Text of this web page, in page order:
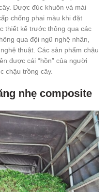
Được đúc khuôn và mài
chống phai màu khi đặt
thiết kế trước thông qua các
qua đội ngũ nghệ nhân,
thuật. Các sản phẩm chậu
được cái “hồn” của người
chậu trồng cây.
nhẹ composite